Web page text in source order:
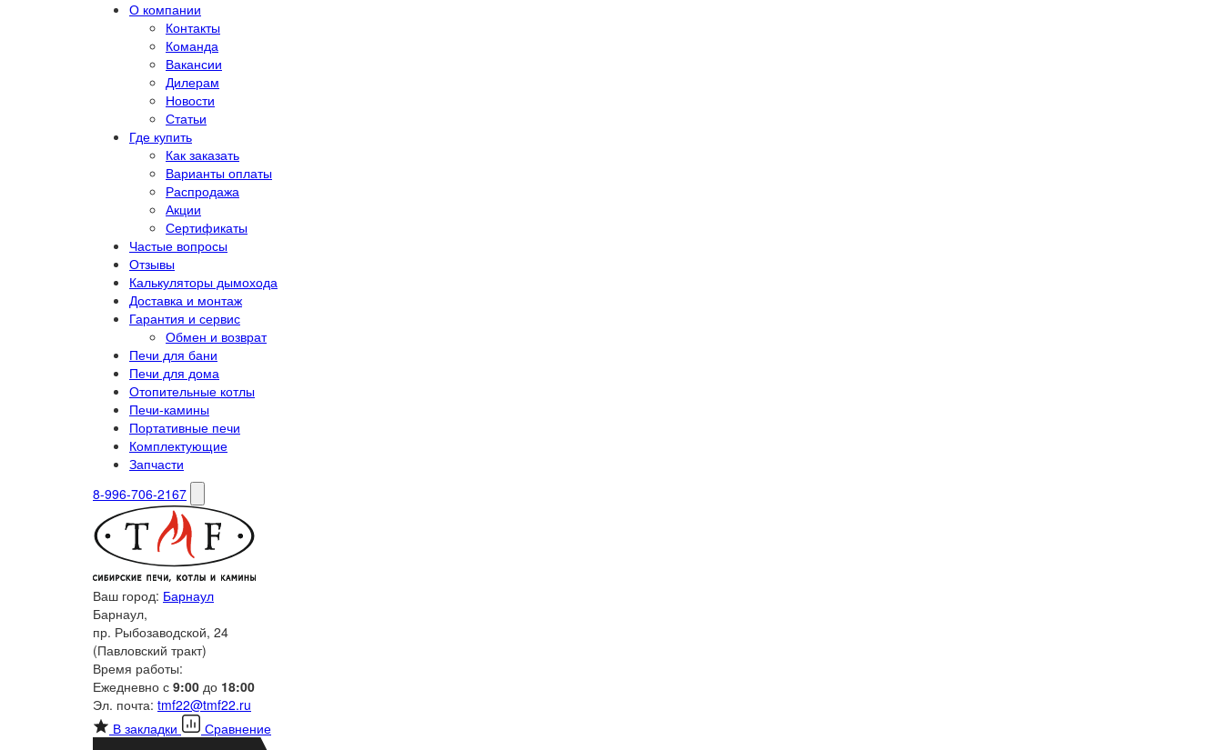
О компании
Контакты
Команда
Вакансии
Дилерам
Новости
Статьи
Где купить
Как заказать
Варианты оплаты
Распродажа
Акции
Сертификаты
Частые вопросы
Отзывы
Калькуляторы дымохода
Доставка и монтаж
Гарантия и сервис
Обмен и возврат
Печи для бани
Печи для дома
Отопительные котлы
Печи-камины
Портативные печи
Комплектующие
Запчасти
8-996-706-2167
Ваш город: Барнаул
Барнаул,
пр. Рыбозаводской, 24
(Павловский тракт)
Время работы:
Ежедневно с 9:00 до 18:00
Эл. почта: tmf22@tmf22.ru
В закладки
Сравнение